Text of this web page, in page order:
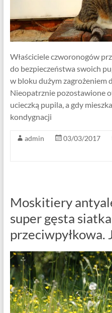
Właściciele czworonogów
do bezpieczeństwa swoich
w bloku dużym zagrożeniem
Nieopatrznie pozostawione
ucieczką pupila, a gdy
kondygnacji
admin 03/03/2017
Moskitiery
super gęsta
przeciwpyłkowa.